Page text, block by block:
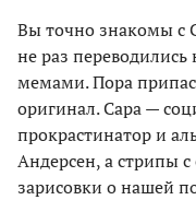
Вы точно знакомы с
не раз переводились
мемами. Пора
оригинал. Сара —
прокрастинатор и
Андерсен, а стрипы
зарисовки о нашей